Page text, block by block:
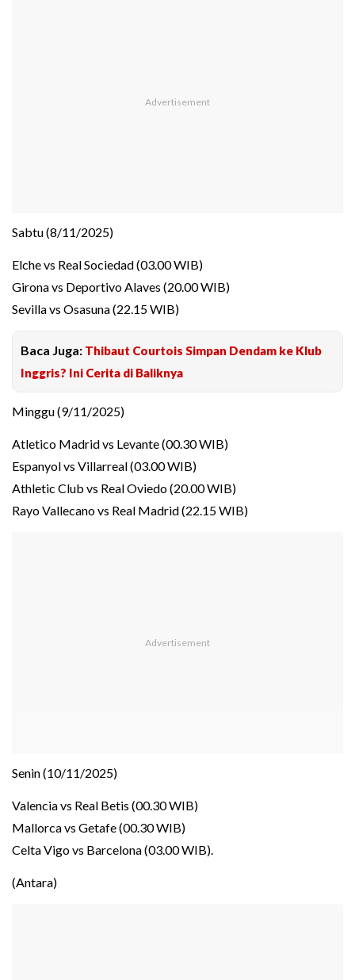
Sabtu (8/11/2025)
Elche vs Real Sociedad (03.00 WIB)
Girona vs Deportivo Alaves (20.00 WIB)
Sevilla vs Osasuna (22.15 WIB)
Baca Juga: Thibaut Courtois Simpan Dendam ke Klub
Inggris? Ini Cerita di Baliknya
Minggu (9/11/2025)
Atletico Madrid vs Levante (00.30 WIB)
Espanyol vs Villarreal (03.00 WIB)
Athletic Club vs Real Oviedo (20.00 WIB)
Rayo Vallecano vs Real Madrid (22.15 WIB)
Senin (10/11/2025)
Valencia vs Real Betis (00.30 WIB)
Mallorca vs Getafe (00.30 WIB)
Celta Vigo vs Barcelona (03.00 WIB).
(Antara)